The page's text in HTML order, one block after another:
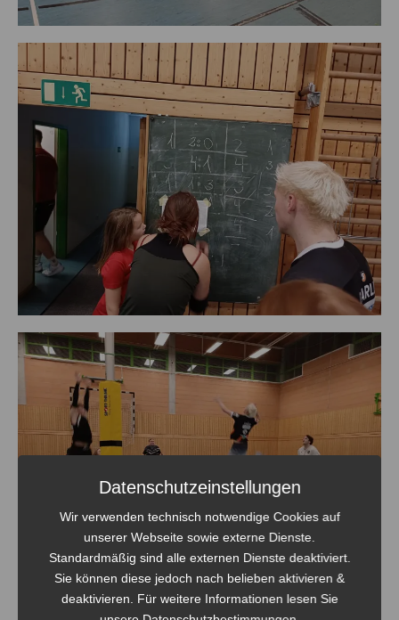
Datenschutzeinstellungen
Wir verwenden technisch notwendige Cookies auf
unserer Webseite sowie externe Dienste.
Standardmäßig sind alle externen Dienste deaktiviert.
Sie können diese jedoch nach belieben aktivieren &
deaktivieren. Für weitere Informationen lesen Sie